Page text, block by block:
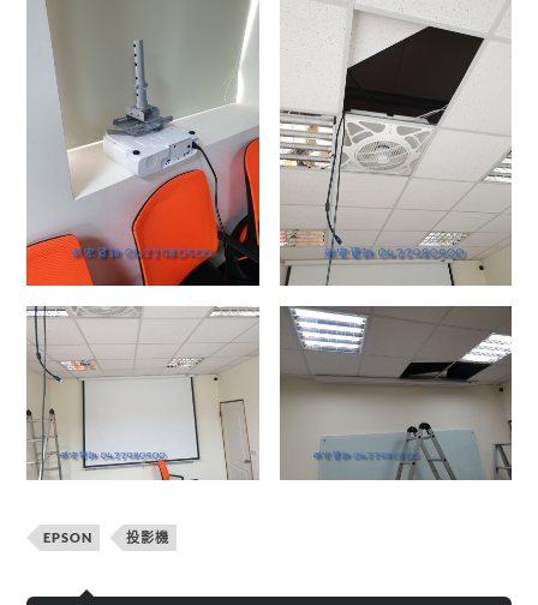
EPSON 投影機